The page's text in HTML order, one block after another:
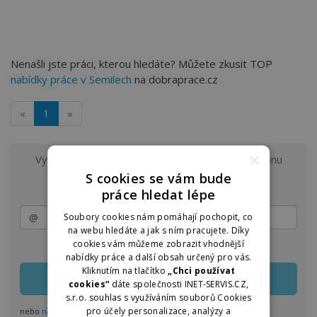
Nenašli jste práci, kterou hledáte? Můžete zkusit TOP
nabídky práce v Semilech na dobraprace.cz
« 1 »
Vyzkoušejte odběr nových nabídek práce z regionu
Semily a okolína e-mail.
Zasílání lze kdykoliv upravit nebo jednoduše zrušit
nebo nastavit odběr pro více regionů
×
S cookies se vám bude
práce hledat lépe
Soubory cookies nám pomáhají pochopit, co
na webu hledáte a jak s ním pracujete. Díky
cookies vám můžeme zobrazit vhodnější
nabídky práce a další obsah určený pro vás.
Kliknutím na tlačítko„Chci používat
cookies“ dáte společnosti INET-SERVIS.CZ,
s.r.o. souhlas s využíváním souborů Cookies
pro účely personalizace, analýzy a